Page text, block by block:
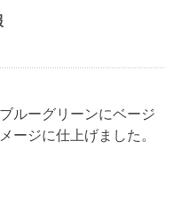
ルーグリーンにベージ
ージに仕上げました。